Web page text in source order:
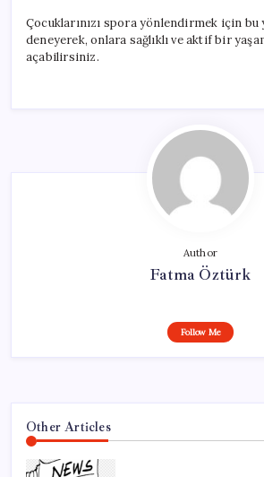
Çocuklarınızı spora yönlendirmek için
deneyerek, onlara sağlıklı ve aktif bir
açabilirsiniz.
Author
Fatma Öztürk
Follow Me
Other Articles